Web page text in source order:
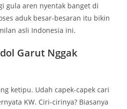
gula aren nyentak banget di
aduk besar-besaran itu bikin
asli Indonesia ini.
Garut Nggak
ketipu. Udah capek-capek cari
KW. Ciri-cirinya? Biasanya